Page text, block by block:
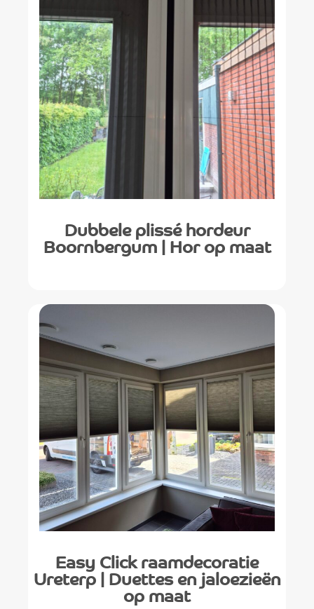
Dubbele plissé hordeur
Boornbergum | Hor op maat
Easy Click raamdecoratie
Ureterp | Duettes en jaloezieën
op maat